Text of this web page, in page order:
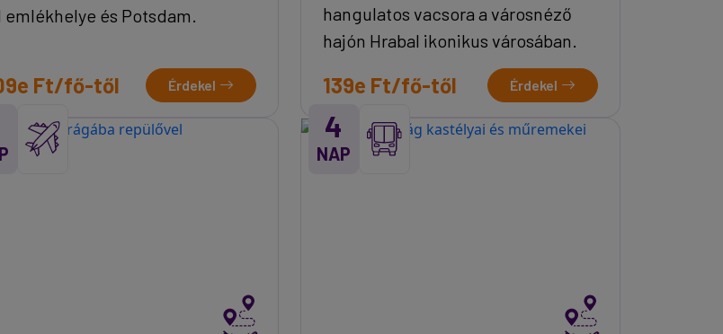
emlékhelye és Potsdam.
Ft/fő-től Érdekel
hangulatos vacsora a városnéző
hajón Hrabal ikonikus városában.
139e Ft/fő-től Érdekel
4
NAP